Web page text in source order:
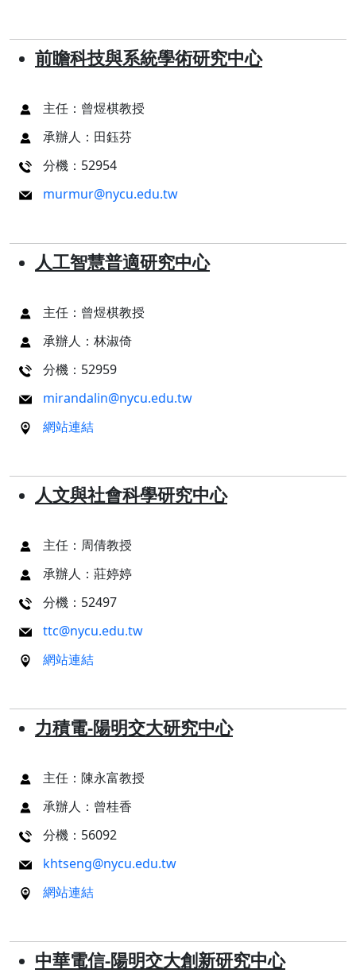
前瞻科技與系統學術研究中心
主任：曾煜棋教授
承辦人：田鈺芬
分機：52954
murmur@nycu.edu.tw
人工智慧普適研究中心
主任：曾煜棋教授
承辦人：林淑倚
分機：52959
mirandalin@nycu.edu.tw
網站連結
人文與社會科學研究中心
主任：周倩教授
承辦人：莊婷婷
分機：52497
ttc@nycu.edu.tw
網站連結
力積電-陽明交大研究中心
主任：陳永富教授
承辦人：曾桂香
分機：56092
khtseng@nycu.edu.tw
網站連結
中華電信-陽明交大創新研究中心